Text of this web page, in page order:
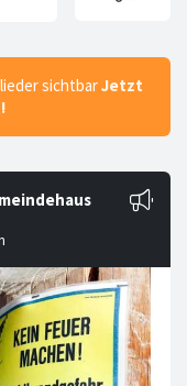
sichtbarJetzt